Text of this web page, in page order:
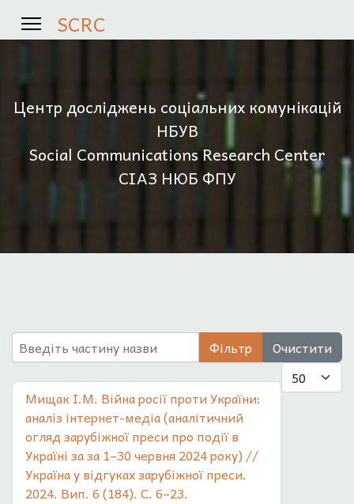
SCRC
Центр досліджень соціальних комунікацій
НБУВ
Social Communications Research Center
СІАЗ НЮБ ФПУ
Введіть частину назви Фільтр
Очистити
Показувати
Мищак І.М. Війна росії проти України:
аналіз інтернет-медіа (аналітичний
огляд зарубіжної преси про події в
Україні за за 1–30 червня 2024 року) //
Україна у відгуках зарубіжної преси.
2024. Вип. 6 (184). С. 6–23.